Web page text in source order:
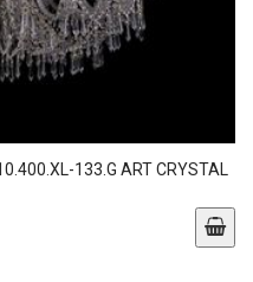
133.G ART CRYSTAL